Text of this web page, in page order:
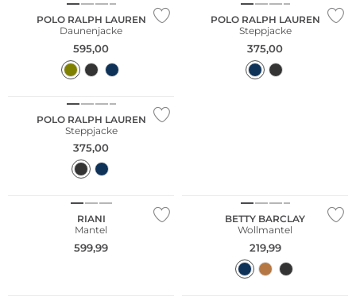
POLO RALPH LAUREN
Daunenjacke
595,00
POLO RALPH LAUREN
Steppjacke
375,00
POLO RALPH LAUREN
Steppjacke
375,00
RIANI
Mantel
599,99
BETTY BARCLAY
Wollmantel
219,99